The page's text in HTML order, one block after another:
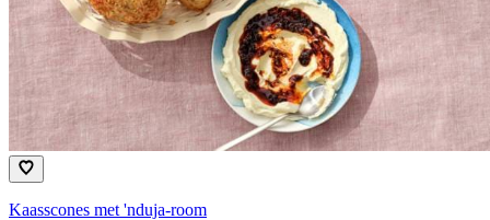
Kaasscones met 'nduja-room